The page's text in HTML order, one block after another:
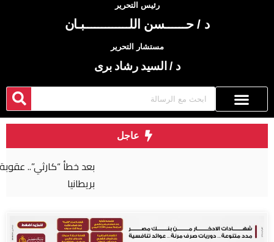
رئيس التحرير
د / حــــــسن اللـــــــــــــبـان
مستشار التحرير
د / السيد رشاد برى
عاجل
بعد خطأ “كارثي”.. عقوبة صارمة لجراح مصري في